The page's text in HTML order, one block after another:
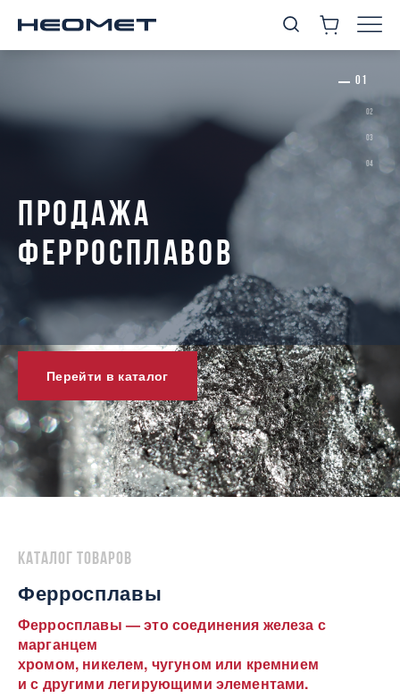
ПРОДАЖА
ФЕРРОСПЛАВОВ
Перейти в каталог
Каталог товаров
Ферросплавы
Ферросплавы — это соединения железа с
марганцем
хромом, никелем, чугуном или кремнием
и с другими легирующими элементами.